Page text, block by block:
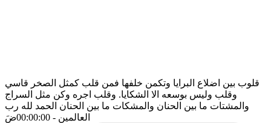
قلوب بين اضلاع البرايا وتكمن خلفها فمن قلب كمثل الصخر قاسي
وقلب وليس بوسعه الا الشكايا. وقلب اجره وكن مثل السراج
والمشتات ما بين الحنان والمشكات ما بين الحنان الحمد لله رب
العالمين - 00:00:00 ضَ